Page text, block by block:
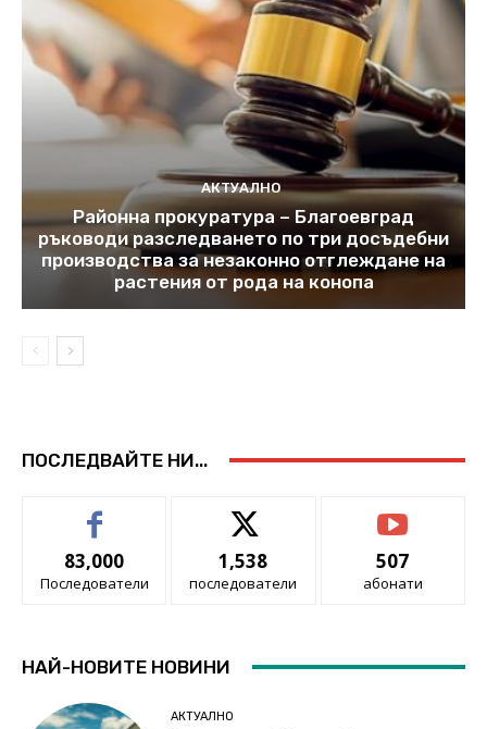
АКТУАЛНО
Районна прокуратура – Благоевград
ръководи разследването по три досъдебни
производства за незаконно отглеждане на
растения от рода на конопа
ПОСЛЕДВАЙТЕ НИ...
83,000
Последователи
1,538
последователи
507
абонати
НАЙ-НОВИТЕ НОВИНИ
АКТУАЛНО